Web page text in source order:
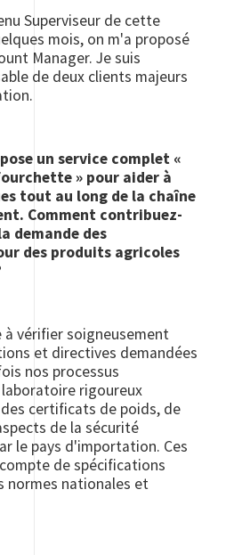
Superviseur de cette
mois, on m'a proposé
Manager. Je suis
de deux clients majeurs
un service complet «
» pour aider à
tout au long de la chaîne
Comment contribuez-
demande des
des produits agricoles
à vérifier soigneusement
et directives demandées
nos processus
rigoureux
certificats de poids, de
de la sécurité
le pays d'importation. Ces
de spécifications
normes nationales et